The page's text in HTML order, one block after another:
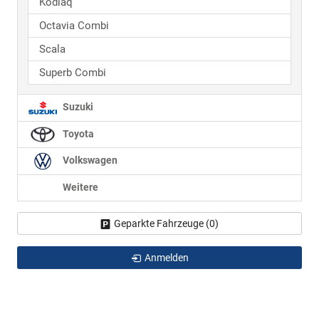
Octavia Combi
Scala
Superb Combi
Suzuki
Toyota
Volkswagen
Weitere
Geparkte Fahrzeuge (0)
Anmelden